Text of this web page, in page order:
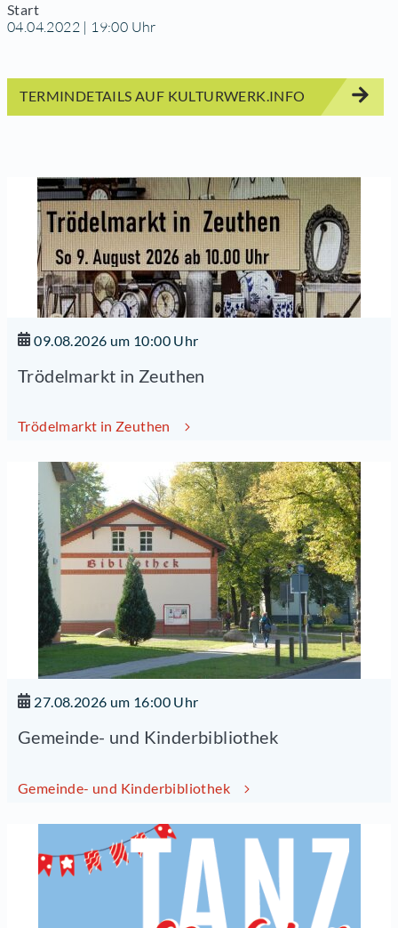
Start
04.04.2022 | 19:00 Uhr
TERMINDETAILS AUF KULTURWERK.INFO
09.08.2026 um 10:00 Uhr
Trödelmarkt in Zeuthen
Trödelmarkt in Zeuthen
27.08.2026 um 16:00 Uhr
Gemeinde- und Kinderbibliothek
Gemeinde- und Kinderbibliothek